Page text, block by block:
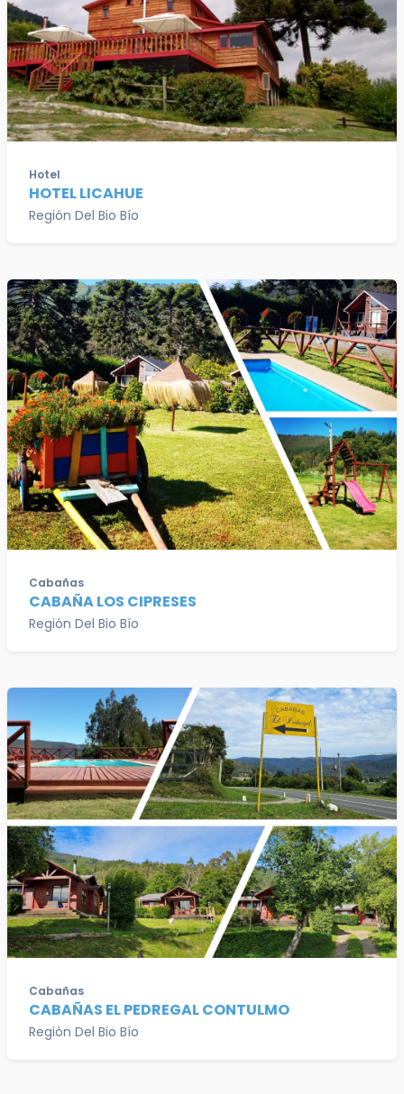
Hotel
HOTEL LICAHUE
Región Del Bio Bío
Cabañas
CABAÑA LOS CIPRESES
Región Del Bio Bío
Cabañas
CABAÑAS EL PEDREGAL CONTULMO
Región Del Bio Bío